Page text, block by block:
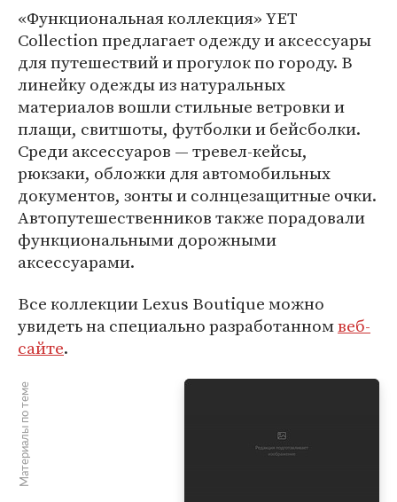
«Функциональная коллекция» YET
Collection предлагает одежду и аксессуары
для путешествий и прогулок по городу. В
линейку одежды из натуральных
материалов вошли стильные ветровки и
плащи, свитшоты, футболки и бейсболки.
Среди аксессуаров — тревел-кейсы,
рюкзаки, обложки для автомобильных
документов, зонты и солнцезащитные очки.
Автопутешественников также порадовали
функциональными дорожными
аксессуарами.
Все коллекции Lexus Boutique можно
увидеть на специально разработанномвеб-
сайте.
Материалы по теме